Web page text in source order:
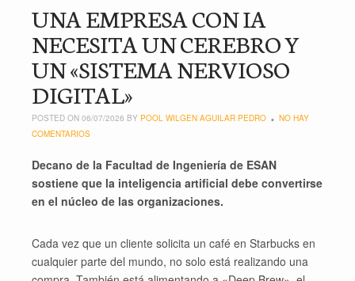
UNA EMPRESA CON IA
NECESITA UN CEREBRO Y
UN «SISTEMA NERVIOSO
DIGITAL»
POSTED ON 06/07/2026 BY POOL WILGEN AGUILAR PEDRO
NO HAY
COMENTARIOS
Decano de la Facultad de Ingeniería de ESAN
sostiene que la inteligencia artificial debe convertirse
en el núcleo de las organizaciones.
Cada vez que un cliente solicita un café en Starbucks en
cualquier parte del mundo, no solo está realizando una